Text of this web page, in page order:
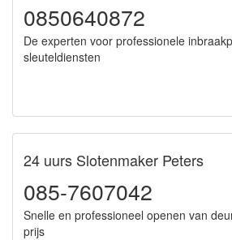
0850640872
De experten voor professionele
sleuteldiensten
24 uurs Slotenmaker Peters
085-7607042
Snelle en professioneel openen van
prijs